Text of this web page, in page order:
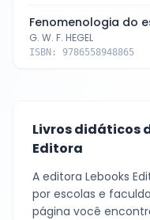
Fenomenologia do
G. W. F. HEGEL
ISBN: 9786558948865
Livros didáticos
Editora
A editora Lebooks
por escolas e
página você